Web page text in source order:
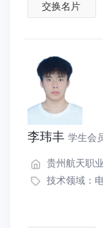
交换名片
李玮丰 学生会
贵州航天职
技术领域：